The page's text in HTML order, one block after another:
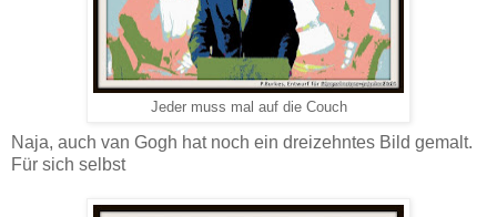
Jeder muss mal auf die Couch
Naja, auch van Gogh hat noch ein dreizehntes Bild gemalt.
Für sich selbst